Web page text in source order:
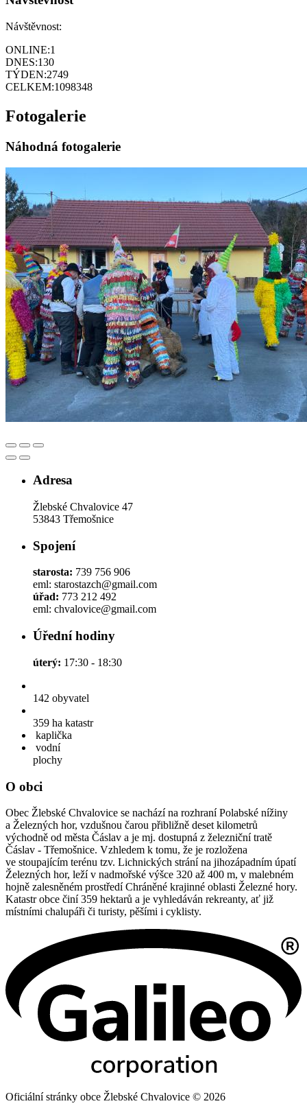
Návštěvnost:
ONLINE:1
DNES:130
TÝDEN:2749
CELKEM:1098348
Fotogalerie
Náhodná fotogalerie
Adresa
Žlebské Chvalovice 47
53843 Třemošnice
Spojení
starosta: 739 756 906
eml: starostazch@gmail.com
úřad: 773 212 492
eml: chvalovice@gmail.com
Úřední hodiny
úterý: 17:30 - 18:30
142 obyvatel
359 ha katastr
kaplička
vodní
plochy
O obci
Obec Žlebské Chvalovice se nachází na rozhraní Polabské nížiny
a Železných hor, vzdušnou čarou přibližně deset kilometrů
východně od města Čáslav a je mj. dostupná z železniční tratě
Čáslav - Třemošnice. Vzhledem k tomu, že je rozložena
ve stoupajícím terénu tzv. Lichnických strání na jihozápadním úpatí
Železných hor, leží v nadmořské výšce 320 až 400 m, v malebném
hojně zalesněném prostředí Chráněné krajinné oblasti Železné hory.
Katastr obce činí 359 hektarů a je vyhledáván rekreanty, ať již
místními chalupáři či turisty, pěšími i cyklisty.
Oficiální stránky obce Žlebské Chvalovice © 2026